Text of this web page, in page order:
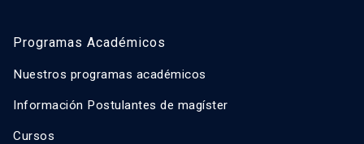
Programas Académicos
Nuestros programas académicos
Información Postulantes de magíster
Cursos